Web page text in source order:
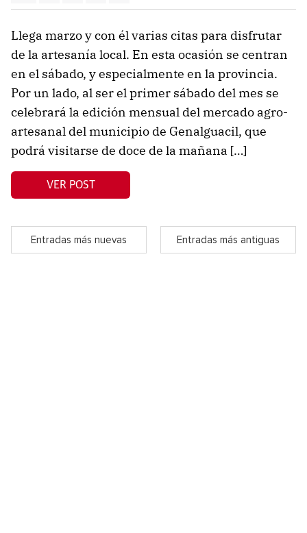
Llega marzo y con él varias citas para disfrutar
de la artesanía local. En esta ocasión se centran
en el sábado, y especialmente en la provincia.
Por un lado, al ser el primer sábado del mes se
celebrará la edición mensual del mercado agro-
artesanal del municipio de Genalguacil, que
podrá visitarse de doce de la mañana […]
VER POST
Entradas más nuevas Entradas más antiguas